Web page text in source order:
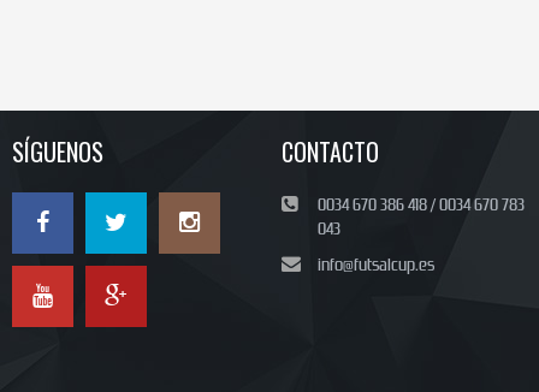
SÍGUENOS CONTACTO
0034 670 386 418 / 0034 670 783
043
info@futsalcup.es